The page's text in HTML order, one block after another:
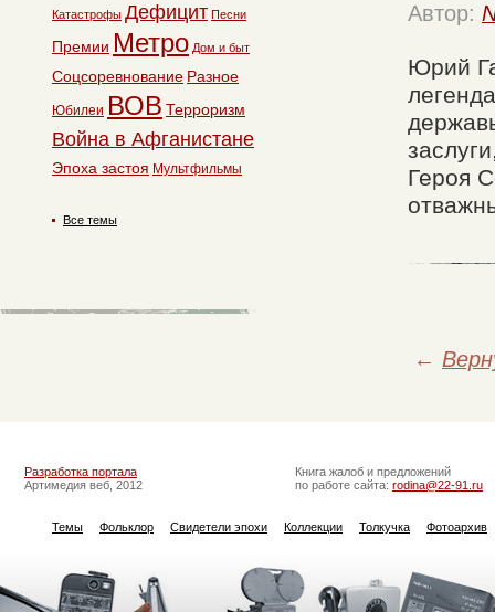
Автор:
Юрий
Героя
←
Катастрофы Дефицит Песни
Премии Метро Дом и быт
Соцсоревнование Разное
Юбилеи ВОВ Терроризм
Война в Афганистане
Эпоха застоя Мультфильмы
Все темы
Разработка портала
Артимедия веб, 2012
Книга жалоб и предложений
по работе сайта: rodina@22-91.ru
Темы Фольклор Свидетели эпохи Коллекции Толкучка Фотоархив